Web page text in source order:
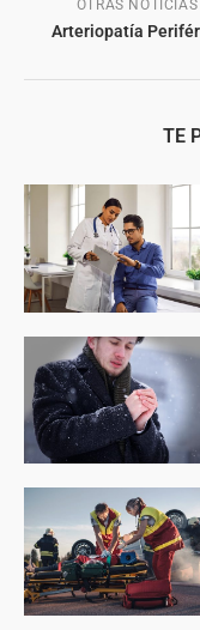
OTRAS NOTICIAS
Arteriopatía
TE